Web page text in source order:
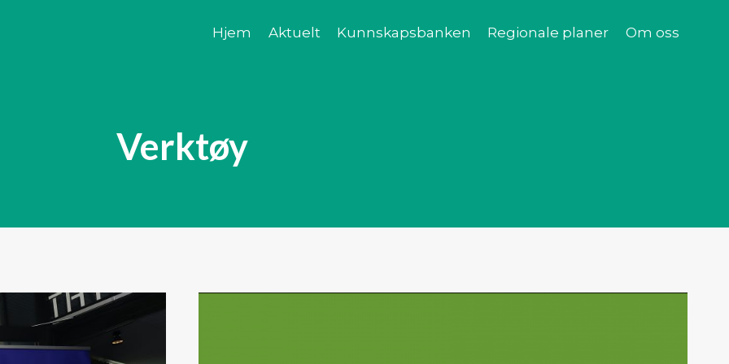
Hjem Aktuelt Kunnskapsbanken Regionale planer Om oss
Verktøy